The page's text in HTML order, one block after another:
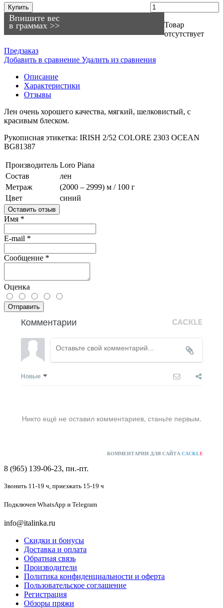
Впишите вес
в граммах >>
Купить
Товар
отсутствует
Предзаказ
Добавить в сравнение Удалить из сравнения
Описание
Характеристики
Отзывы
Лен очень хорошего качества, мягкий, шелковистый, с
красивым блеском.
Рукописная этикетка: IRISH 2/52 COLORE 2303 OCEAN
BG81387
Производитель Loro Piana
Состав
лен
Метраж
(2000 – 2999) м / 100 г
Цвет
синий
Оставить отзыв
Имя *
E-mail *
Сообщение *
Оценка
Отправить
Комментарии
Новые
Никто ещё не оставил комментариев, станьте первым.
КОММЕНТАРИИ ДЛЯ САЙТА CACKLE
8 (965) 139-06-23, пн.-пт.
Звонить 11-19 ч, приезжать 15-19 ч
Подключен WhatsApp и Telegram
info@italinka.ru
Скидки и бонусы
Доставка и оплата
Обратная связь
Производители
Политика конфиденциальности и оферта
Пользовательское соглашение
Регистрация
Обзоры пряжи